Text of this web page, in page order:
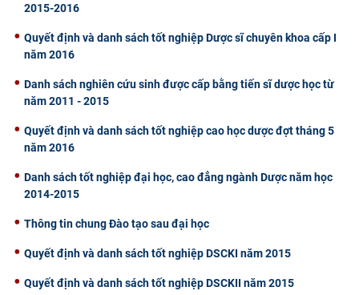
2015-2016
Quyết định và danh sách tốt nghiệp Dược sĩ chuyên khoa cấp I
năm 2016
Danh sách nghiên cứu sinh được cấp bằng tiến sĩ dược học từ
năm 2011 - 2015
Quyết định và danh sách tốt nghiệp cao học dược đợt tháng 5
năm 2016
Danh sách tốt nghiệp đại học, cao đẳng ngành Dược năm học
2014-2015
Thông tin chung Đào tạo sau đại học
Quyết định và danh sách tốt nghiệp DSCKI năm 2015
Quyết định và danh sách tốt nghiệp DSCKII năm 2015